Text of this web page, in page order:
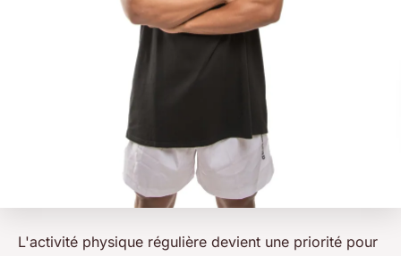
L'activité physique régulière devient une priorité pour